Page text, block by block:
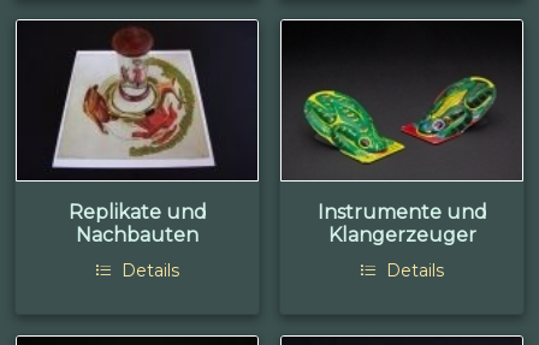
Replikate und
Nachbauten
Details
Instrumente und
Klangerzeuger
Details